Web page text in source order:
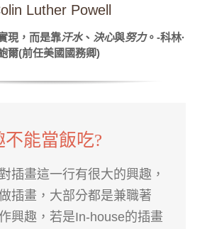
Luther Powell
現，而是靠汗水、 決心與努力。-科林·
爾(前任美國國務卿)
不能當飯吃?
插畫這一行有很大的興趣，
插畫，大部分都是兼職著
興趣，若是In-house的插畫